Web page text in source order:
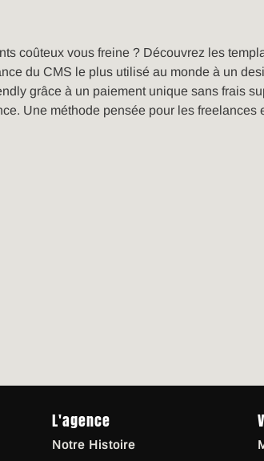
coûteux vous freine ? Découvrez les
du CMS le plus utilisé au monde à un
grâce à un paiement unique sans frais
Une méthode pensée pour les freelances
L'agence
Notre Histoire